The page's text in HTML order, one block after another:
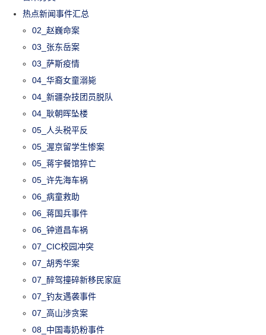
热点新闻事件汇总
02_赵巍命案
03_张东岳案
03_萨斯疫情
04_华裔女童溺毙
04_新疆杂技团员脱队
04_耿朝晖坠楼
05_人头税平反
05_渥京留学生惨案
05_蒋宇餐馆猝亡
05_许先海车祸
06_病童救助
06_蒋国兵事件
06_钟道昌车祸
07_CIC校园冲突
07_胡秀华案
07_醉驾撞碎新移民家庭
07_钓友遇袭事件
07_高山涉贪案
08_中国毒奶粉事件